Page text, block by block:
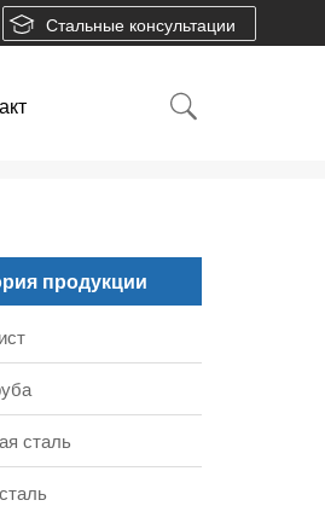
Стальные консультации
продукции
сталь